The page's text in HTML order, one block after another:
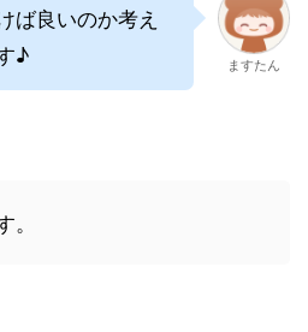
ば良いのか考え
♪
ますたん